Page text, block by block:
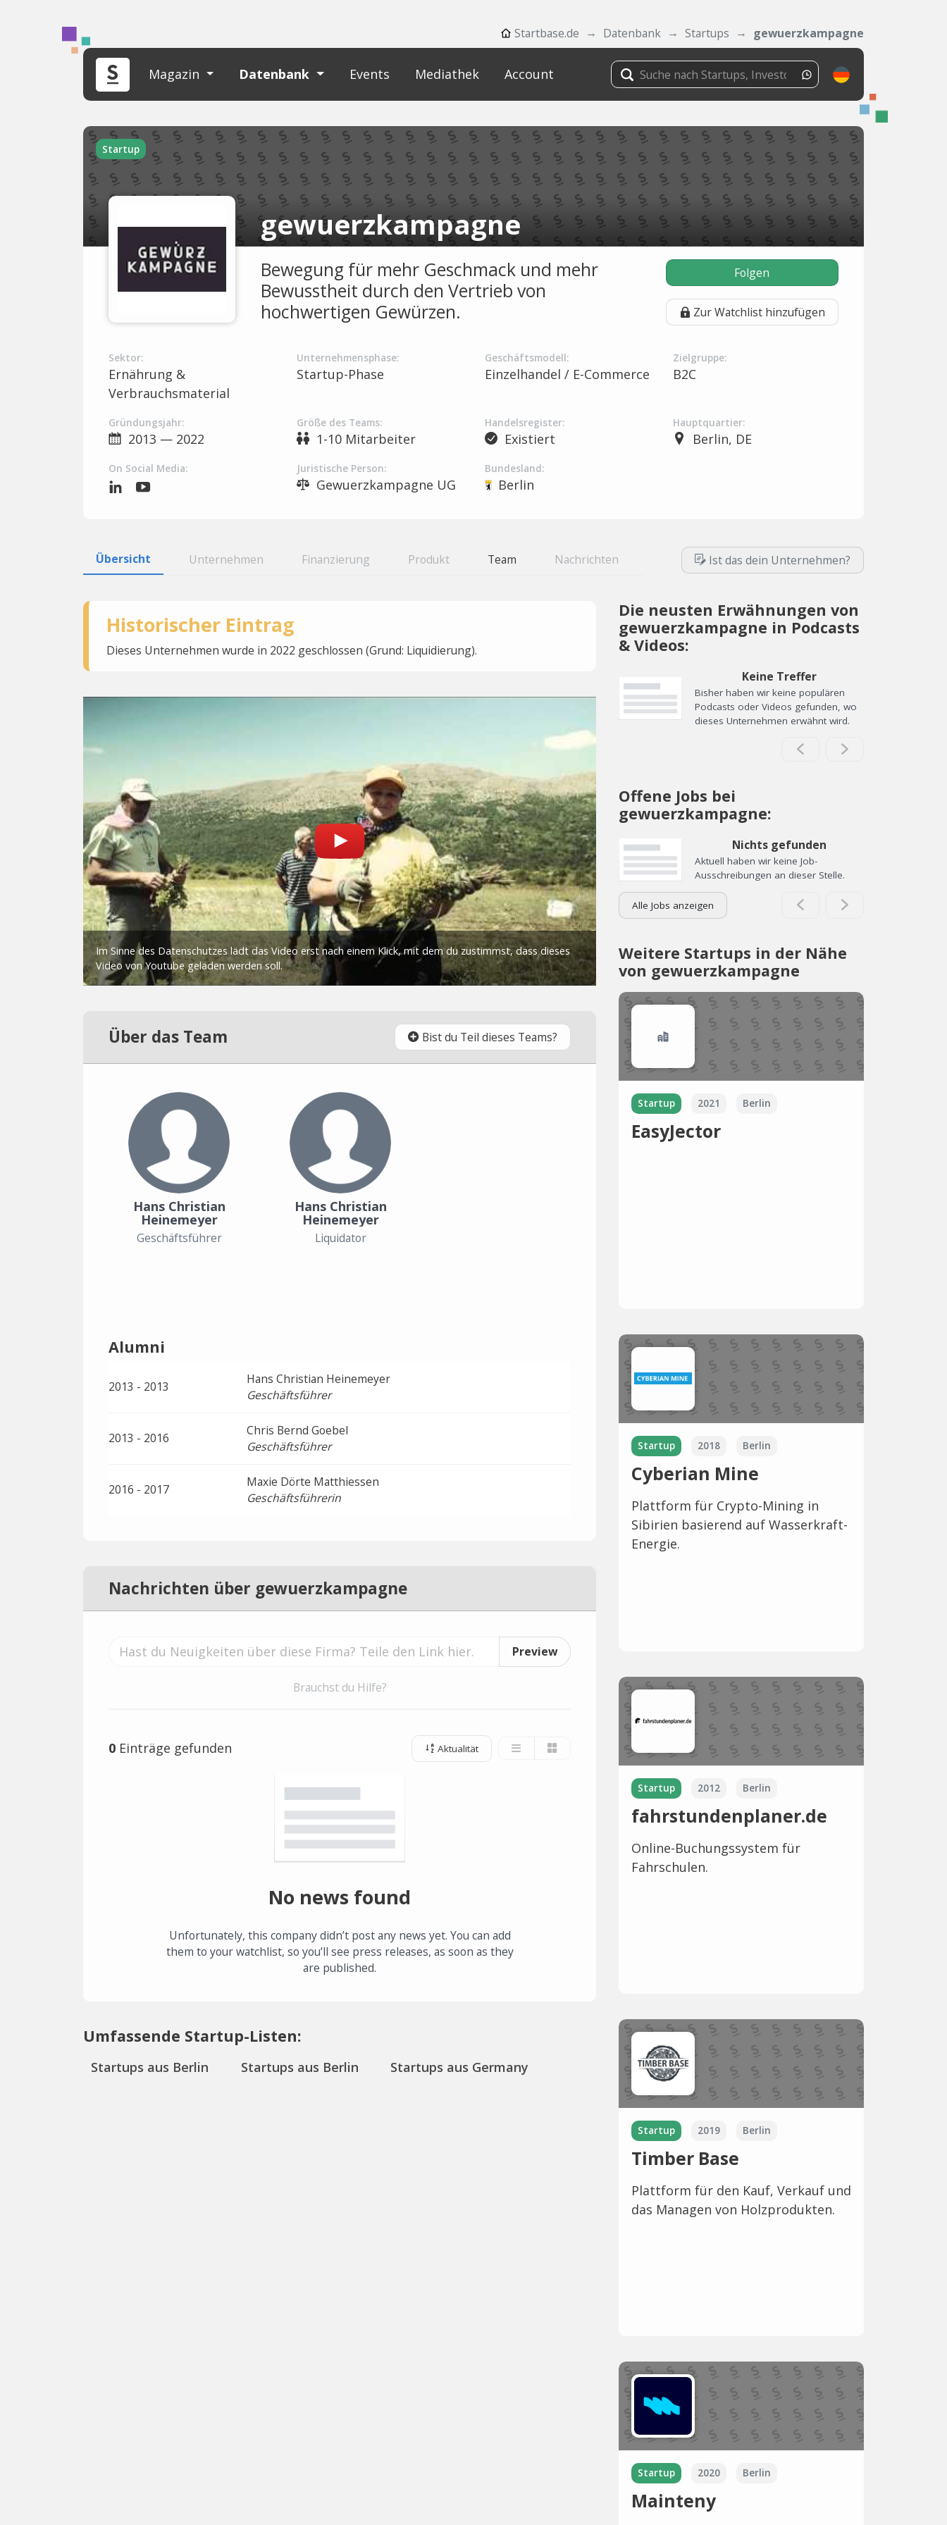
Startbase.de Datenbank Startups gewuerzkampagne
Magazin Datenbank Events Mediathek Account
Startup
gewuerzkampagne
Bewegung für mehr Geschmack und mehr
Bewusstheit durch den Vertrieb von
hochwertigen Gewürzen.
Folgen
Zur Watchlist hinzufügen
Sektor:
Ernährung &
Verbrauchsmaterial
Unternehmensphase:
Startup-Phase
Geschäftsmodell:
Einzelhandel / E-Commerce
Zielgruppe:
B2C
Gründungsjahr:
2013 — 2022
Größe des Teams:
1-10 Mitarbeiter
Handelsregister:
Existiert
Hauptquartier:
Berlin, DE
On Social Media: Juristische Person:
Gewuerzkampagne UG
Bundesland:
Berlin
Übersicht Unternehmen Finanzierung Produkt Team Nachrichten Ist das dein Unternehmen?
Historischer Eintrag
Dieses Unternehmen wurde in 2022 geschlossen (Grund: Liquidierung).
Über das Team Bist du Teil dieses Teams?
Hans Christian
Heinemeyer
Geschäftsführer
Hans Christian
Heinemeyer
Liquidator
Alumni
2013 - 2013
Hans Christian Heinemeyer
Geschäftsführer
2013 - 2016
Chris Bernd Goebel
Geschäftsführer
2016 - 2017
Maxie Dörte Matthiessen
Geschäftsführerin
Nachrichten über gewuerzkampagne
Preview
Brauchst du Hilfe?
0 Einträge gefunden Aktualität
No news found
Unfortunately, this company didn’t post any news yet. You can add
them to your watchlist, so you’ll see press releases, as soon as they
are published.
Umfassende Startup-Listen:
Startups aus Berlin Startups aus Berlin Startups aus Germany
Die neusten Erwähnungen von
gewuerzkampagne in Podcasts
& Videos:
Keine Treffer
Bisher haben wir keine populären
Podcasts oder Videos gefunden, wo
dieses Unternehmen erwähnt wird.
Offene Jobs bei
gewuerzkampagne:
Nichts gefunden
Aktuell haben wir keine Job-
Ausschreibungen an dieser Stelle.
Alle Jobs anzeigen
Weitere Startups in der Nähe
von gewuerzkampagne
Startup 2021 Berlin
EasyJector
Startup 2018 Berlin
Cyberian Mine
Plattform für Crypto-Mining in
Sibirien basierend auf Wasserkraft-
Energie.
Startup 2012 Berlin
fahrstundenplaner.de
Online-Buchungssystem für
Fahrschulen.
Startup 2019 Berlin
Timber Base
Plattform für den Kauf, Verkauf und
das Managen von Holzprodukten.
Startup 2020 Berlin
Mainteny